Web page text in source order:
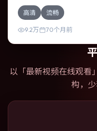
疑类型，主要班底与取景
小镇意外重逢。影片整体
晰，适合喜欢强情节与细
高清 流畅
9.2万 70个月前
以「最新视频在线观看
构，少